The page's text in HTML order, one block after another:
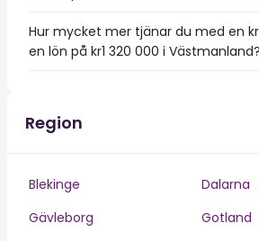
Hur mycket mer tjänar du med en
en lön på kr1 320 000 i Västmanland?
Region
Blekinge
Dalarna
Gävleborg
Gotland